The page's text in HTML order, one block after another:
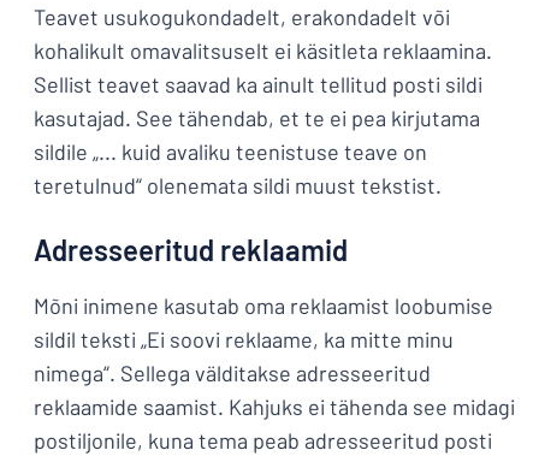
Teavet usukogukondadelt, erakondadelt või
kohalikult omavalitsuselt ei käsitleta reklaamina.
Sellist teavet saavad ka ainult tellitud posti sildi
kasutajad. See tähendab, et te ei pea kirjutama
sildile „... kuid avaliku teenistuse teave on
teretulnud“ olenemata sildi muust tekstist.
Adresseeritud reklaamid
Mõni inimene kasutab oma reklaamist loobumise
sildil teksti „Ei soovi reklaame, ka mitte minu
nimega“. Sellega välditakse adresseeritud
reklaamide saamist. Kahjuks ei tähenda see midagi
postiljonile, kuna tema peab adresseeritud posti